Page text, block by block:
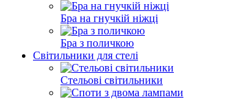
Бра на гнучкій ніжці
Бра з поличкою
Світильники для стелі
Стельові світильники